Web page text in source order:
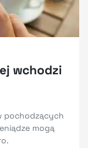
wchodzi
pochodzących
mogą